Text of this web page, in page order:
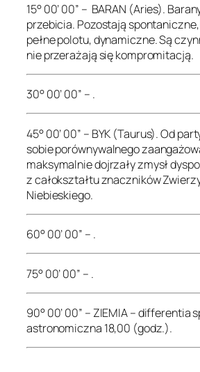
15° 00’ 00” – BARAN (Aries).
przebicia. Pozostają
pełne polotu, dynamiczne. Są
nie przerażają się kompromitacją.
30° 00’ 00” – .
45° 00’ 00” – BYK (Taurus). Od
sobie porównywalnego
maksymalnie dojrzały zmysł
z całokształtu znaczników
Niebieskiego.
60° 00’ 00” – .
75° 00’ 00” – .
90° 00’ 00” – ZIEMIA – differentia
astronomiczna 18,00 (godz.).